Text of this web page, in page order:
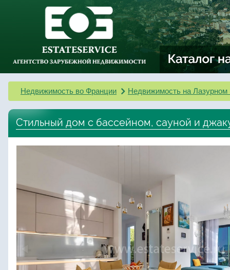
Недвижимость во Франции Недвижимость на Лазурном
Стильный дом с бассейном, сауной и